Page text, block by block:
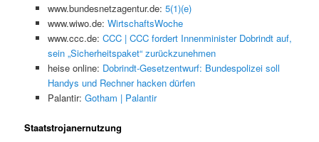
www.bundesnetzagentur.de: 5(1)(e)
www.wiwo.de: WirtschaftsWoche
www.ccc.de: CCC | CCC fordert Innenminister Dobrindt auf,
sein „Sicherheitspaket“ zurückzunehmen
heise online: Dobrindt-Gesetzentwurf: Bundespolizei soll
Handys und Rechner hacken dürfen
Palantir: Gotham | Palantir
Staatstrojanernutzung